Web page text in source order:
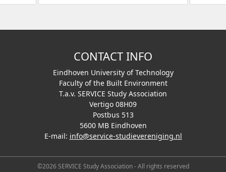
CONTACT INFO
Eindhoven University of Technology
Faculty of the Built Environment
T.a.v. SERVICE Study Association
Vertigo 08H09
Postbus 513
5600 MB Eindhoven
E-mail: info@service-studievereniging.nl
©2026 SERVICE Study Association - All rights reserved